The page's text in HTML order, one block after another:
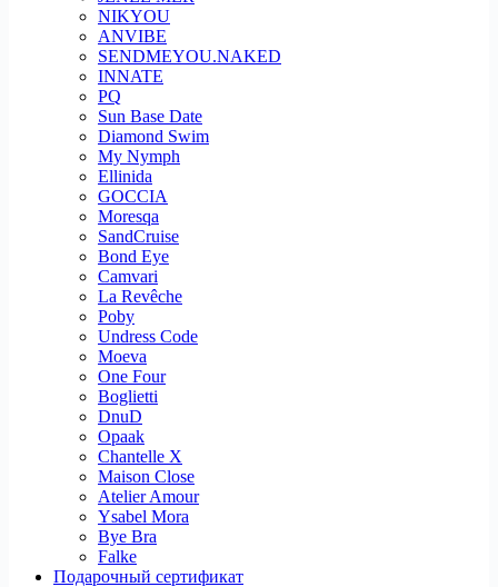
NIKYOU
ANVIBE
SENDMEYOU.NAKED
INNATE
PQ
Sun Base Date
Diamond Swim
My Nymph
Ellinida
GOCCIA
Moresqa
SandCruise
Bond Eye
Camvari
La Revêche
Poby
Undress Code
Moeva
One Four
Boglietti
DnuD
Opaak
Chantelle X
Maison Close
Atelier Amour
Ysabel Mora
Bye Bra
Falke
Подарочный сертификат